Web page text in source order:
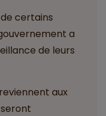
certains
a
de leurs
aux